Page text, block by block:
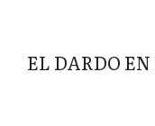
EL DARDO